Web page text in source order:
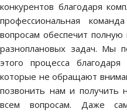
конкурентов благодаря
профессиональная
вопросам обеспечит
разноплановых задач. Мы
этого процесса
которые не обращают
позвонить нам и получить
всем вопросам. Даже